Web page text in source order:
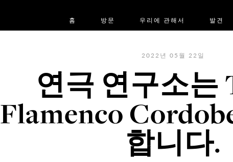
홈 방문 우리에 관해서 발견
2022년 05월 22일
연극 연구소는
Flamenco
합니다.